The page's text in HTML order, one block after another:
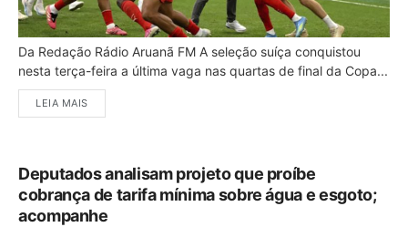
Da Redação Rádio Aruanã FM A seleção suíça conquistou
nesta terça-feira a última vaga nas quartas de final da Copa...
LEIA MAIS
Deputados analisam projeto que proíbe
cobrança de tarifa mínima sobre água e esgoto;
acompanhe